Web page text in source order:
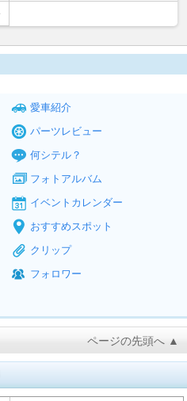
愛車紹介
パーツレビュー
何シテル？
フォトアルバム
イベントカレンダー
おすすめスポット
クリップ
フォロワー
ページの先頭へ ▲